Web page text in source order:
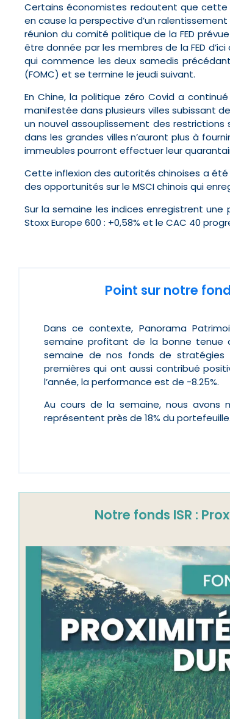
Certains économistes redoutent que cette
en cause la perspective d’un
réunion du comité politique de la FED
être donnée par les membres de la FED
qui commence les deux samedis
(FOMC) et se termine le jeudi suivant.
En Chine, la politique zéro Covid a
manifestée dans plusieurs villes subissant
un nouvel assouplissement des
dans les grandes villes n’auront plus à
immeubles pourront effectuer leur
Cette inflexion des autorités chinoises a
des opportunités sur le MSCI chinois qui
Sur la semaine les indices enregistrent une
Stoxx Europe 600 : +0,58% et le CAC 40
Point sur notre
Dans ce contexte, Panorama
semaine profitant de la bonne tenue
semaine de nos fonds de stratégies
premières qui ont aussi contribué
l’année, la performance est de -8.25%.
Au cours de la semaine, nous avons
représentent près de 18% du portefeuille.
Notre fonds ISR :